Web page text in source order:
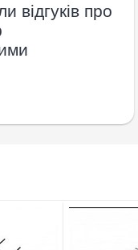
відгуків про